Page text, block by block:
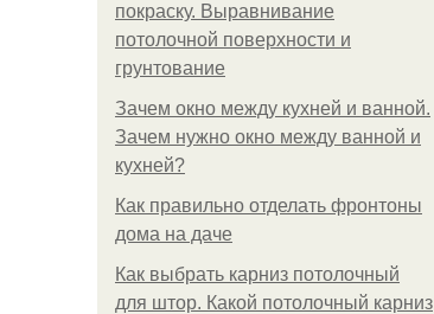
покраску. Выравнивание
потолочной поверхности и
грунтование
Зачем окно между кухней и ванной.
Зачем нужно окно между ванной и
кухней?
Как правильно отделать фронтоны
дома на даче
Как выбрать карниз потолочный
для штор. Какой потолочный карниз